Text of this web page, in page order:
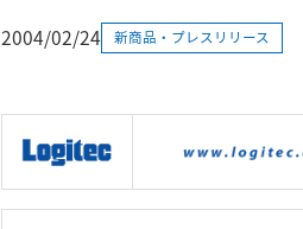
2004/02/24 新商品・プレスリリース